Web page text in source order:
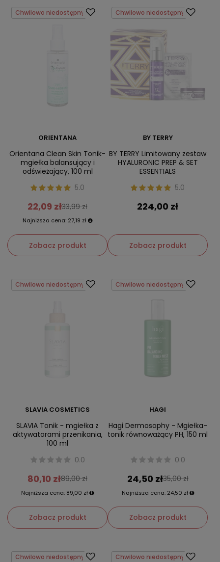
Chwilowo niedostępny
ORIENTANA
Orientana Clean Skin Tonik-
mgiełka balansujący i
odświeżający, 100 ml
5.0
22,09 zł33,99 zł
Najniższa cena: 27,19 zł
Zobacz produkt
Chwilowo niedostępny
BY TERRY
BY TERRY Limitowany zestaw
HYALURONIC PREP & SET
ESSENTIALS
5.0
224,00 zł
Zobacz produkt
Chwilowo niedostępny
SLAVIA COSMETICS
SLAVIA Tonik - mgiełka z
aktywatorami przenikania,
100 ml
0.0
80,10 zł89,00 zł
Najniższa cena: 89,00 zł
Zobacz produkt
Chwilowo niedostępny
HAGI
Hagi Dermosophy - Mgiełka-
tonik równoważący PH, 150 ml
0.0
24,50 zł35,00 zł
Najniższa cena: 24,50 zł
Zobacz produkt
Chwilowo niedostępny Chwilowo niedostępny